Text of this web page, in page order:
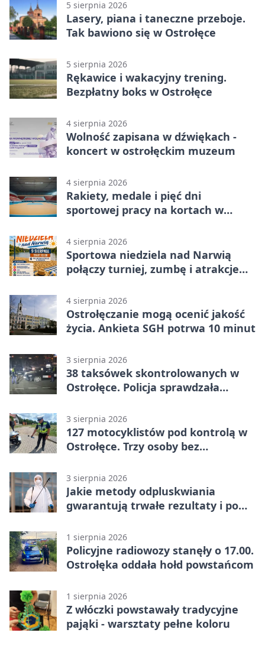
5 sierpnia 2026
Lasery, piana i taneczne przeboje.
Tak bawiono się w Ostrołęce
5 sierpnia 2026
Rękawice i wakacyjny trening.
Bezpłatny boks w Ostrołęce
4 sierpnia 2026
Wolność zapisana w dźwiękach -
koncert w ostrołęckim muzeum
4 sierpnia 2026
Rakiety, medale i pięć dni
sportowej pracy na kortach w
4 sierpnia 2026
Sportowa niedziela nad Narwią
połączy turniej, zumbę i atrakcje
4 sierpnia 2026
Ostrołęczanie mogą ocenić jakość
życia. Ankieta SGH potrwa 10 minut
3 sierpnia 2026
38 taksówek skontrolowanych w
Ostrołęce. Policja sprawdzała
3 sierpnia 2026
127 motocyklistów pod kontrolą w
Ostrołęce. Trzy osoby bez
3 sierpnia 2026
Jakie metody odpluskwiania
gwarantują trwałe rezultaty i po
wykonawcę?
1 sierpnia 2026
Policyjne radiowozy stanęły o 17.00.
Ostrołęka oddała hołd powstańcom
1 sierpnia 2026
Z włóczki powstawały tradycyjne
pająki - warsztaty pełne koloru